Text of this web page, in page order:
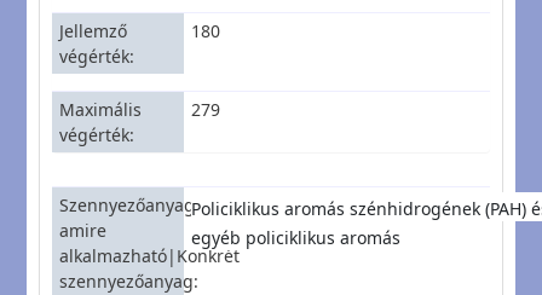
Jellemző
végérték
180
Maximális
végérték
279
Szennyezőanyagcsoport,
amire
alkalmazható|Konkrét
szennyezőanyag
Policiklikus aromás szénhidrogének (PAH)
egyéb policiklikus aromás